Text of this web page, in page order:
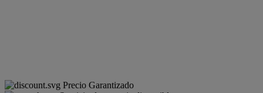
Precio Garantizado